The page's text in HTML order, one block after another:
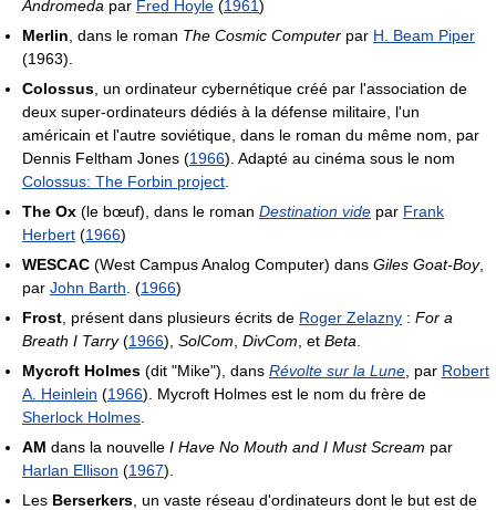
Andromeda par Fred Hoyle (1961 )
Merlin , dans le roman The Cosmic Computer par H. Beam Piper
(1963).
Colossus , un ordinateur cybernétique créé par l'association de
deux super-ordinateurs dédiés à la défense militaire, l'un
américain et l'autre soviétique, dans le roman du même nom, par
Dennis Feltham Jones (1966). Adapté au cinéma sous le nom
Colossus: The Forbin project
The Ox (le bœuf), dans le roman Destination vide par Frank
Herbert (1966)
WESCAC (West Campus Analog Computer) dans Giles Goat-Boy,
par John Barth . (1966)
Frost , présent dans plusieurs écrits de Roger Zelazny : For a
Breath I Tarry(1966), SolCom DivCom , et Beta
Mycroft Holmes (dit "Mike"), dans Révolte sur la Lune , par Robert
A. Heinlein (1966). Mycroft Holmes est le nom du frère de
Sherlock Holmes
AM dans la nouvelle I Have No Mouth and I Must Scream par
Harlan Ellison (1967).
Les Berserkers , un vaste réseau d'ordinateurs dont le but est de